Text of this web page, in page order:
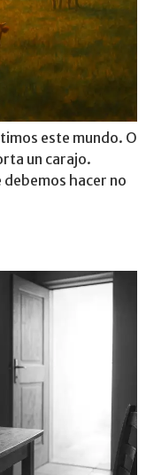
este mundo. O
un carajo.
hacer no